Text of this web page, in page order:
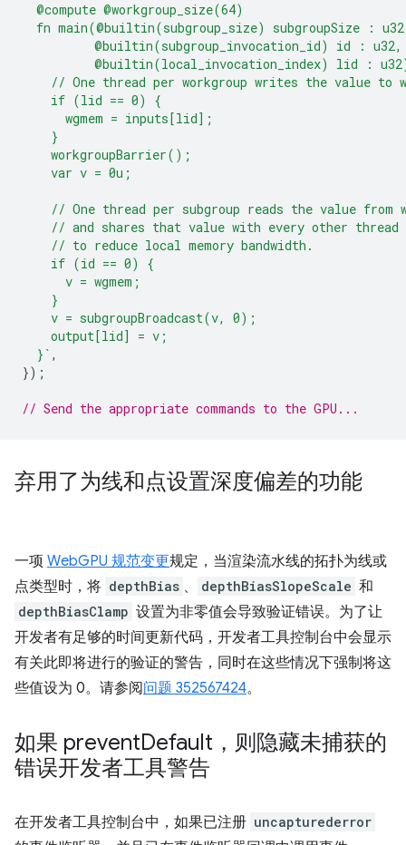
  @compute @workgroup_size(64)
fn main(@builtin(subgroup_size) subgroupSize :
          @builtin(subgroup_invocation_id) id : u32,
@builtin(local_invocation_index) lid :
// One thread per workgroup writes the value to
    if (lid == 0) {
      wgmem = inputs[lid];
    }
    workgroupBarrier();
    var v = 0u;
// One thread per subgroup reads the value from
// and shares that value with every other thread
    // to reduce local memory bandwidth.
    if (id == 0) {
      v = wgmem;
    }
    v = subgroupBroadcast(v, 0);
    output[lid] = v;
  }`
,
});
// Send the appropriate commands to the GPU...
弃用了为线和点设置深度偏差的功能
一项 WebGPU 规范变更规定，当渲染流水线的拓扑为线或
点类型时，将 depthBias 、 depthBiasSlopeScale 和
depthBiasClamp 设置为非零值会导致验证错误。为了让
开发者有足够的时间更新代码，开发者工具控制台中会显示
有关此即将进行的验证的警告，同时在这些情况下强制将这
些值设为 0。请参阅问题 352567424。
如果 preventDefault，则隐藏未捕获的
错误开发者工具警告
在开发者工具控制台中，如果已注册 uncapturederror